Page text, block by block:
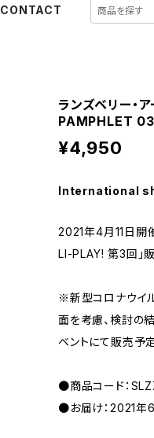
CONTACT
ランズベリー・
PAMPHLET
¥4,950
International
2021年4月11日開
LI-PLAY! 第3回」
※新型コロナウイ
面を考慮、検討の
ベントにて販売予
●商品コード：
●お届け：2021年